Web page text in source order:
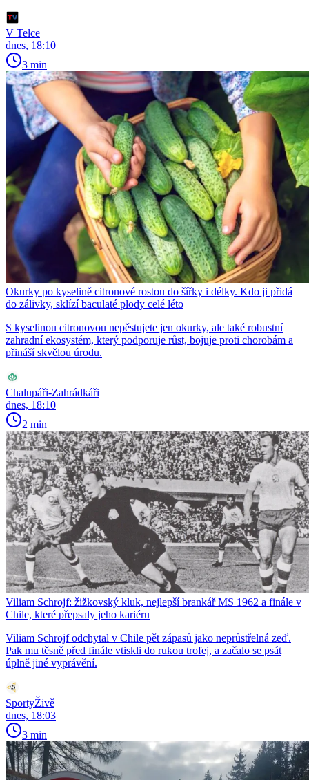
V Telce
dnes, 18:10
3 min
Okurky po kyselině citronové rostou do šířky i délky. Kdo ji přidá
do zálivky, sklízí baculaté plody celé léto
S kyselinou citronovou nepěstujete jen okurky, ale také robustní
zahradní ekosystém, který podporuje růst, bojuje proti chorobám a
přináší skvělou úrodu.
Chalupáři-Zahrádkáři
dnes, 18:10
2 min
Viliam Schrojf: žižkovský kluk, nejlepší brankář MS 1962 a finále v
Chile, které přepsaly jeho kariéru
Viliam Schrojf odchytal v Chile pět zápasů jako neprůstřelná zeď.
Pak mu těsně před finále vtiskli do rukou trofej, a začalo se psát
úplně jiné vyprávění.
SportyŽivě
dnes, 18:03
3 min